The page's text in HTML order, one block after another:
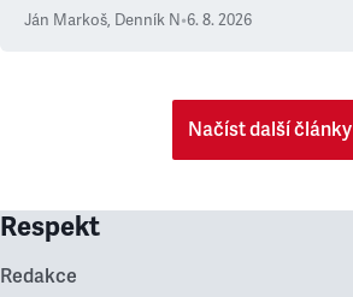
Ján Markoš, Denník N•6. 8. 2026
Načíst další články
Respekt
Redakce